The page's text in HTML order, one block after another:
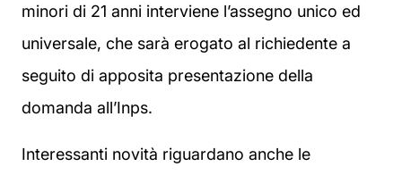
minori di 21 anni interviene l’assegno unico ed
universale, che sarà erogato al richiedente a
seguito di apposita presentazione della
domanda all’Inps.
Interessanti novità riguardano anche le